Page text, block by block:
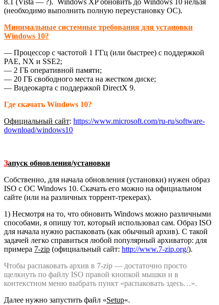
(необходимо выполнить полную переустановку ОС).
Минимальные системные требования для установки
Windows 10?
— Процессор с частотой 1 ГГц (или быстрее) с поддержкой
PAE, NX и SSE2;
— 2 ГБ оперативной памяти;
— 20 ГБ свободного места на жестком диске;
— Видеокарта с поддержкой DirectX 9.
Где скачать Windows 10?
Официальный сайт: https://www.microsoft.com/ru-ru/software-
download/windows10
Запуск обновления/установки
Собственно, для начала обновления (установки) нужен образ
ISO с ОС Windows 10. Скачать его можно на официальном
сайте (или на различных торрент-трекерах).
1) Несмотря на то, что обновить Windows можно различными
способами, я опишу тот, который использовал сам. Образ ISO
для начала нужно распаковать (как обычный архив). С такой
задачей легко справиться любой популярный архиватор: для
примера 7-zip (официальный сайт: http://www.7-zip.org/).
Чтобы распаковать архив в 7-zip — достаточно просто
щелкнуть по файлу ISO правой кнопкой мышки и в
контекстном меню выбрать пункт «распаковать здесь…».
Далее нужно запустить файл «Setup«.